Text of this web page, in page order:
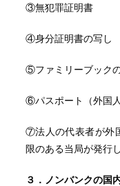
③無犯罪証明書
④身分証明書の写し
⑤ファミリーブック
⑥パスポート（外国
⑦法人の代表者が外
限のある当局が発行
３．ノンバンクの国